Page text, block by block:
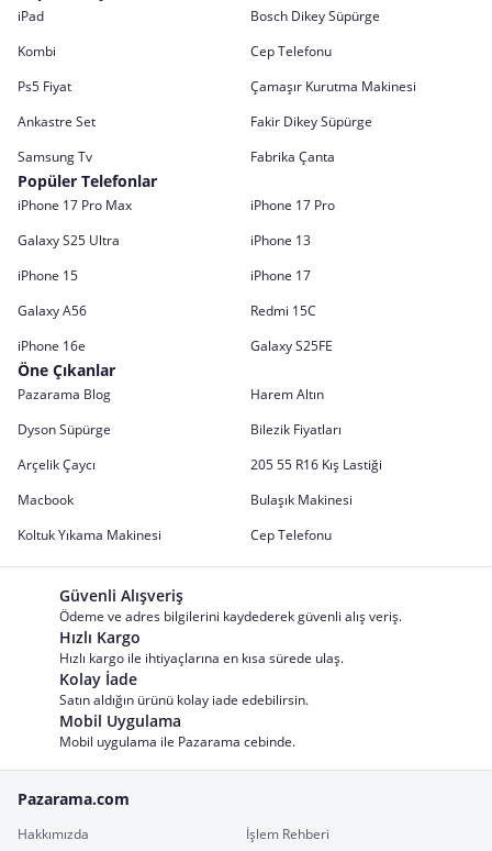
iPad
Bosch Dikey Süpürge
Kombi
Cep Telefonu
Ps5 Fiyat
Çamaşır Kurutma Makinesi
Ankastre Set
Fakir Dikey Süpürge
Samsung Tv
Fabrika Çanta
Popüler Telefonlar
iPhone 17 Pro Max
iPhone 17 Pro
Galaxy S25 Ultra
iPhone 13
iPhone 15
iPhone 17
Galaxy A56
Redmi 15C
iPhone 16e
Galaxy S25FE
Öne Çıkanlar
Pazarama Blog
Harem Altın
Dyson Süpürge
Bilezik Fiyatları
Arçelik Çaycı
205 55 R16 Kış Lastiği
Macbook
Bulaşık Makinesi
Koltuk Yıkama Makinesi
Cep Telefonu
Güvenli Alışveriş
Ödeme ve adres bilgilerini kaydederek güvenli alış veriş.
Hızlı Kargo
Hızlı kargo ile ihtiyaçlarına en kısa sürede ulaş.
Kolay İade
Satın aldığın ürünü kolay iade edebilirsin.
Mobil Uygulama
Mobil uygulama ile Pazarama cebinde.
Pazarama.com
Hakkımızda
İşlem Rehberi